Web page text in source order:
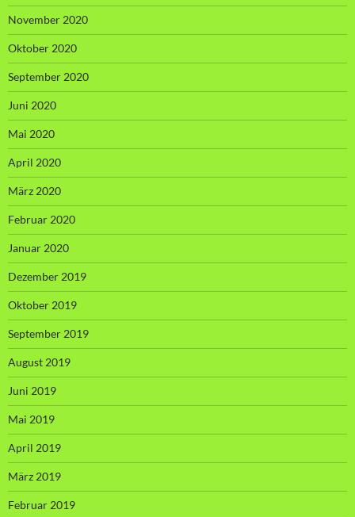
November 2020
Oktober 2020
September 2020
Juni 2020
Mai 2020
April 2020
März 2020
Februar 2020
Januar 2020
Dezember 2019
Oktober 2019
September 2019
August 2019
Juni 2019
Mai 2019
April 2019
März 2019
Februar 2019